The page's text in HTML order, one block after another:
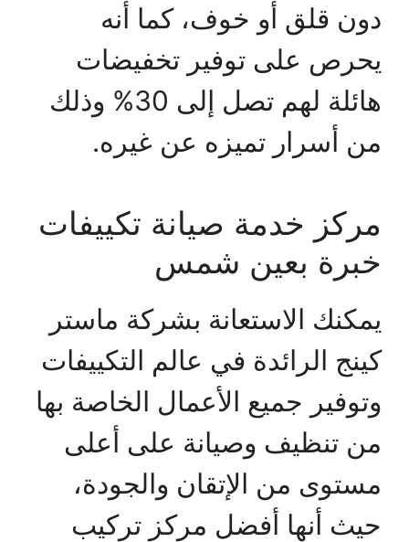
دون قلق أو خوف، كما أنه
يحرص على توفير تخفيضات
هائلة لهم تصل إلى 30% وذلك
من أسرار تميزه عن غيره.
مركز خدمة صيانة تكييفات
خبرة بعين شمس
يمكنك الاستعانة بشركة ماستر
كينج الرائدة في عالم التكييفات
وتوفير جميع الأعمال الخاصة بها
من تنظيف وصيانة على أعلى
مستوى من الإتقان والجودة،
حيث أنها أفضل مركز تركيب